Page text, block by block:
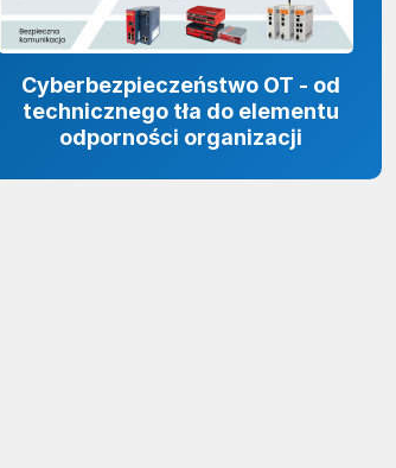
Cyberbezpieczeństwo OT - od
technicznego tła do elementu
odporności organizacji